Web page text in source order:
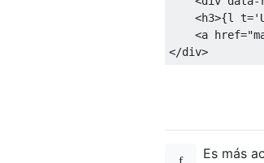
<h3>{l
<a href=
</div>
Es más